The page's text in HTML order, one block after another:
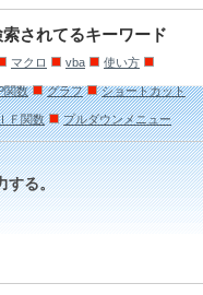
索されてるキーワード
マクロ vba 使い方
関数 グラフ ショートカット
Ｆ関数 プルダウンメニュー
する。